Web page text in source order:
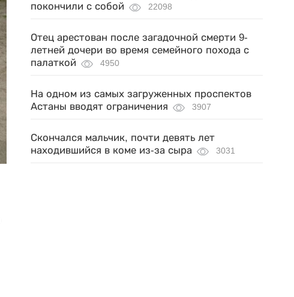
покончили с собой
22098
Отец арестован после загадочной смерти 9-
летней дочери во время семейного похода с
палаткой
4950
На одном из самых загруженных проспектов
Астаны вводят ограничения
3907
Скончался мальчик, почти девять лет
находившийся в коме из-за сыра
3031